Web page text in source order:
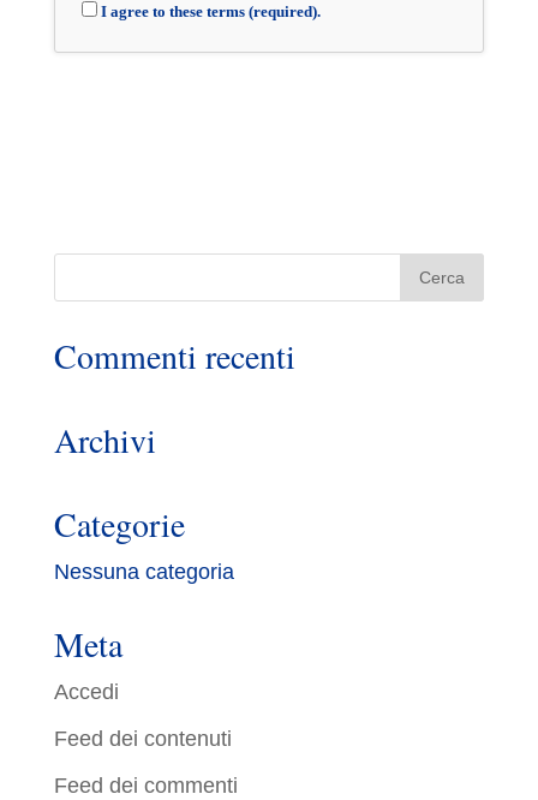
I agree to these terms (required).
Commenti recenti
Archivi
Categorie
Nessuna categoria
Meta
Accedi
Feed dei contenuti
Feed dei commenti